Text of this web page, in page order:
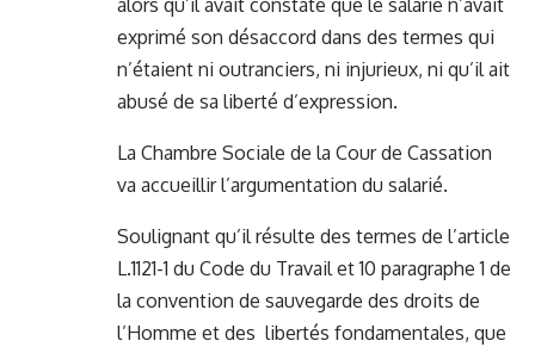
alors qu’il avait constaté que le salarié n’avait
exprimé son désaccord dans des termes qui
n’étaient ni outranciers, ni injurieux, ni qu’il ait
abusé de sa liberté d’expression.
La Chambre Sociale de la Cour de Cassation
va accueillir l’argumentation du salarié.
Soulignant qu’il résulte des termes de l’article
L.1121-1 du Code du Travail et 10 paragraphe 1 de
la convention de sauvegarde des droits de
l’Homme et des libertés fondamentales, que